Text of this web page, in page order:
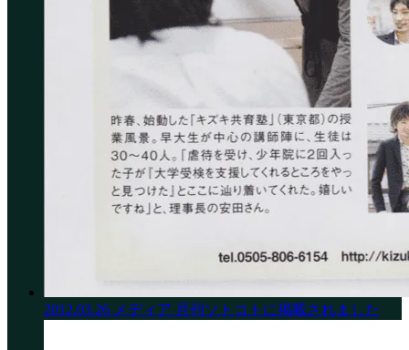
2012.03.26 メディア 月刊ソトコトに掲載されました